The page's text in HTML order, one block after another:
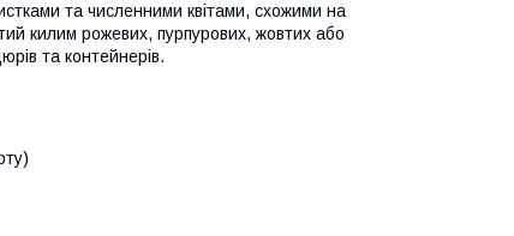
та численними квітами, схожими на
килим рожевих, пурпурових, жовтих або
та контейнерів.